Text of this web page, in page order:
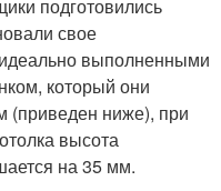
подготовились
свое
выполненными
который они
(приведен ниже), при
высота
на 35 мм.